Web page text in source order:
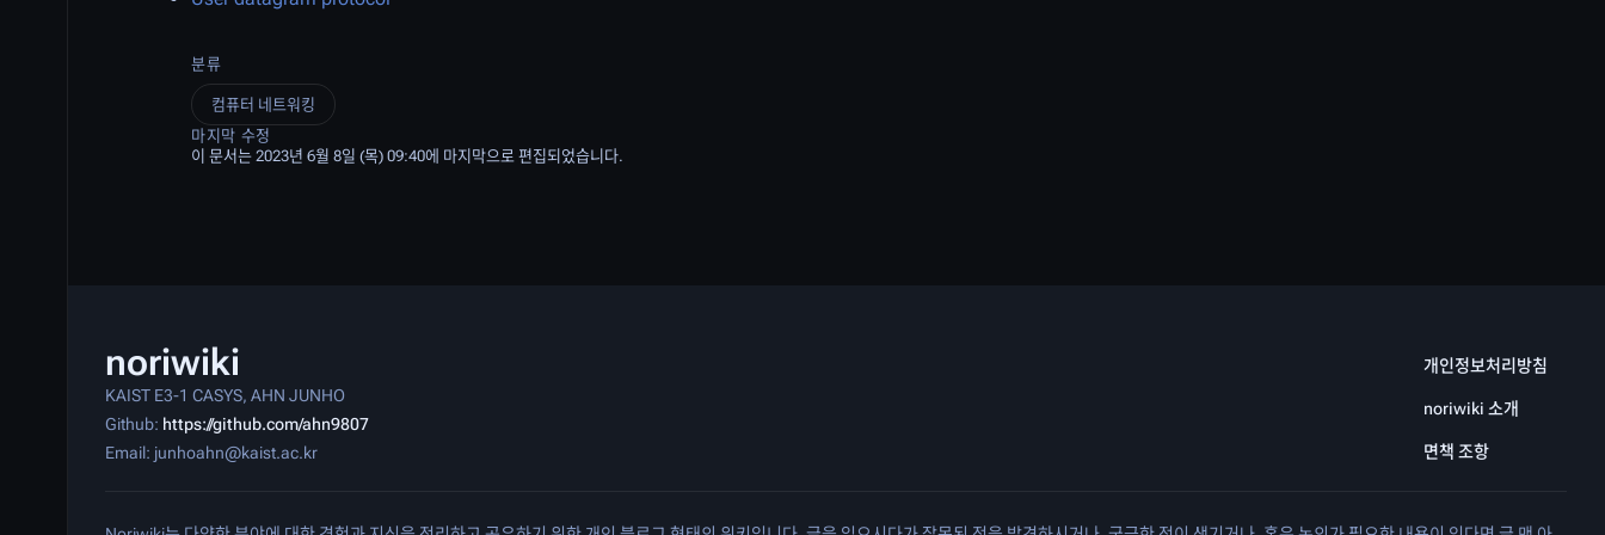
분류
컴퓨터 네트워킹
마지막 수정
이 문서는 2023년 6월 8일 (목) 09:40에 마지막으로 편집되었습니다.
noriwiki
KAIST E3-1 CASYS, AHN JUNHO
Github: https://github.com/ahn9807
Email: junhoahn@kaist.ac.kr
개인정보처리방침
noriwiki 소개
면책 조항